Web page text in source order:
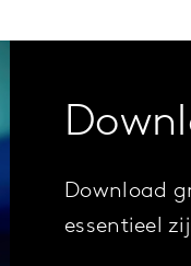
Download
essentieel